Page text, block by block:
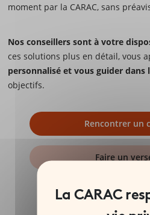
moment par la CARAC, sans
Nos conseillers sont à votre
ces solutions plus en détail, vous
personnalisé et vous guider dans
objectifs.
Rencontrer un
Faire un